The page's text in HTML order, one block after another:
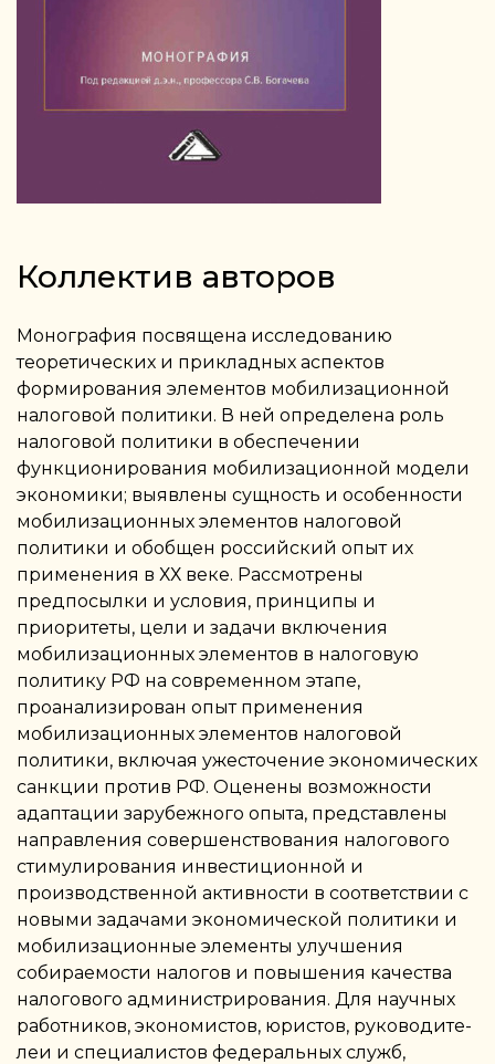
Коллектив авторов
Монография посвящена исследованию
теоретических и прикладных аспектов
формирования элементов мобилизационной
налоговой политики. В ней определена роль
налоговой политики в обеспечении
функционирования мобилизационной модели
экономики; выявлены сущность и особенности
мобилизационных элементов налоговой
политики и обобщен российский опыт их
применения в ХХ веке. Рассмотрены
предпосылки и условия, принципы и
приоритеты, цели и задачи включения
мобилизационных элементов в налоговую
политику РФ на современном этапе,
проанализирован опыт применения
мобилизационных элементов налоговой
политики, включая ужесточение экономических
санкции против РФ. Оценены возможности
адаптации зарубежного опыта, представлены
направления совершенствования налогового
стимулирования инвестиционной и
производственной активности в соответствии с
новыми задачами экономической политики и
мобилизационные элементы улучшения
собираемости налогов и повышения качества
налогового администрирования. Для научных
работников, экономистов, юристов, руководите-
леи и специалистов федеральных служб,